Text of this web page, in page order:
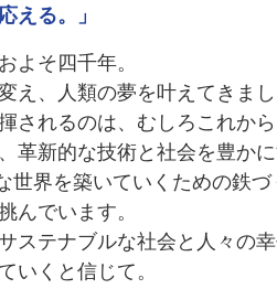
える。」
よそ四千年。
え、人類の夢を叶えてきま
されるのは、むしろこれか
革新的な技術と社会を豊か
世界を築いていくための鉄づ
んでいます。
ステナブルな社会と人々の
いくと信じて。